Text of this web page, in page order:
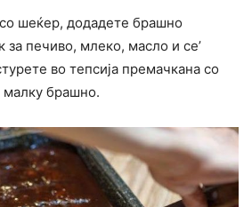
со шеќер, додадете брашно
печиво, млеко, масло и се’
во тепсија премачкана со
малку брашно.